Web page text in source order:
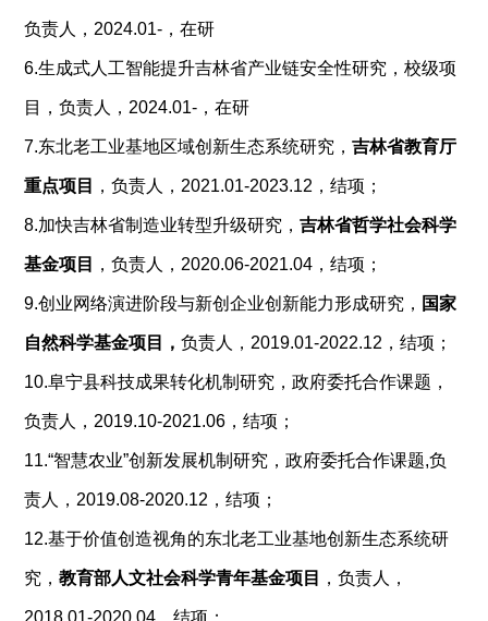
负责人，2024.01-，在研
6.生成式人工智能提升吉林省产业链安全性研究，校级项
目，负责人，2024.01-，在研
7.东北老工业基地区域创新生态系统研究，吉林省教育厅
重点项目 ，负责人，2021.01-2023.12，结项；
8.加快吉林省制造业转型升级研究，吉林省哲学社会科学
基金项目 ，负责人，2020.06-2021.04，结项；
9.创业网络演进阶段与新创企业创新能力形成研究， 国家
自然科学基金项目，负责人，2019.01-2022.12，结项；
10.阜宁县科技成果转化机制研究，政府委托合作课题，
负责人，2019.10-2021.06，结项；
11.“智慧农业”创新发展机制研究，政府委托合作课题,负
责人，2019.08-2020.12，结项；
12.基于价值创造视角的东北老工业基地创新生态系统研
究，教育部人文社会科学青年基金项目 ，负责人，
2018.01-2020.04，结项；